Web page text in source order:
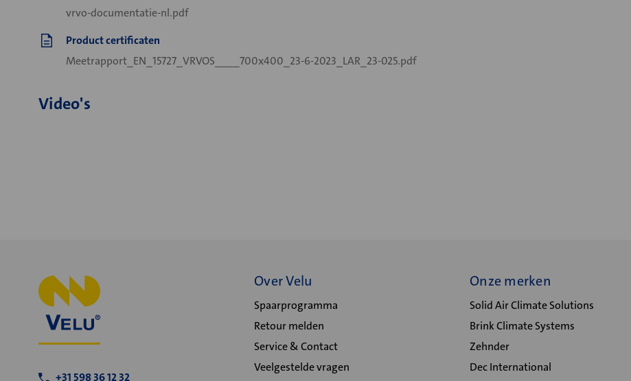
vrvo-documentatie-nl.pdf
Product certificaten
Meetrapport_EN_15727_VRVOS____700x400_23-6-2023_LAR_23-025.pdf
Video's
+31 598 36 12 32
Over Velu
Spaarprogramma
Retour melden
Service & Contact
Veelgestelde vragen
Onze merken
Solid Air Climate Solutions
Brink Climate Systems
Zehnder
Dec International